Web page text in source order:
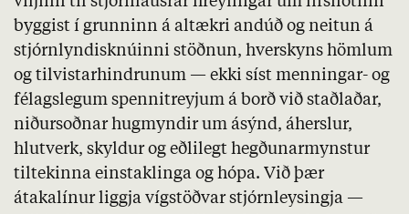
byggist í grunninn á altækri andúð og neitun á
stjórnlyndisknúinni stöðnun, hverskyns hömlum
og tilvistarhindrunum — ekki síst menningar- og
félagslegum spennitreyjum á borð við staðlaðar,
niðursoðnar hugmyndir um ásýnd, áherslur,
hlutverk, skyldur og eðlilegt hegðunarmynstur
tiltekinna einstaklinga og hópa. Við þær
átakalínur liggja vígstöðvar stjórnleysingja —